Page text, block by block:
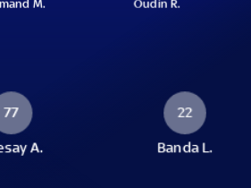
M. Oudin R.
77
A.
22
Banda L.